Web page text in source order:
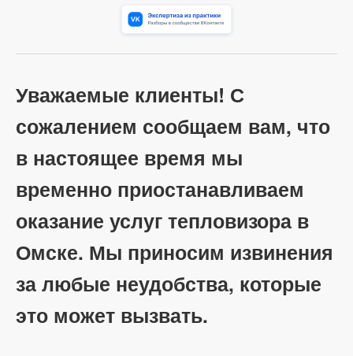
Уважаемые клиенты! С
сожалением сообщаем вам, что
в настоящее время мы
временно приостанавливаем
оказание услуг тепловизора в
Омске. Мы приносим извинения
за любые неудобства, которые
это может вызвать.